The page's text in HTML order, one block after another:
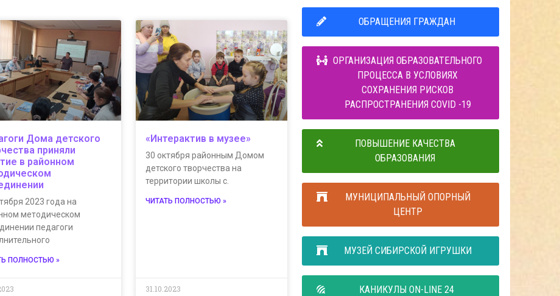
Дома детского
приняли
в районном
2023 года на
методическом
педагоги
ПОЛНОСТЬЮ »
«Интерактив в музее»
30 октября районным Домом
детского творчества на
территории школы с.
ЧИТАТЬ ПОЛНОСТЬЮ »
31.10.2023
ОБРАЩЕНИЯ ГРАЖДАН
ОРГАНИЗАЦИЯ ОБРАЗОВАТЕЛЬНОГО
ПРОЦЕССА В УСЛОВИЯХ
СОХРАНЕНИЯ РИСКОВ
РАСПРОСТРАНЕНИЯ COVID -19
ПОВЫШЕНИЕ КАЧЕСТВА
ОБРАЗОВАНИЯ
МУНИЦИПАЛЬНЫЙ ОПОРНЫЙ
ЦЕНТР
МУЗЕЙ СИБИРСКОЙ ИГРУШКИ
КАНИКУЛЫ ON-LINE 24